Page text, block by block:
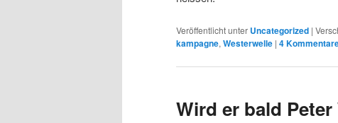
Veröffentlicht unter Uncategorized |
kampagne, Westerwelle | 4
Wird er bald